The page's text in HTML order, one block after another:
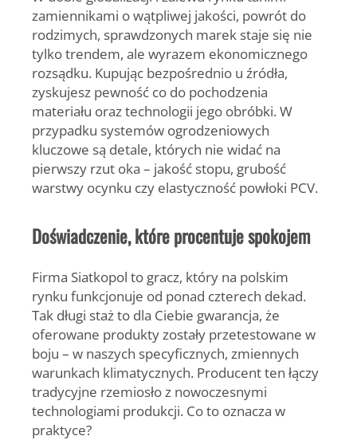
zamiennikami o wątpliwej jakości, powrót do
rodzimych, sprawdzonych marek staje się nie
tylko trendem, ale wyrazem ekonomicznego
rozsądku. Kupując bezpośrednio u źródła,
zyskujesz pewność co do pochodzenia
materiału oraz technologii jego obróbki. W
przypadku systemów ogrodzeniowych
kluczowe są detale, których nie widać na
pierwszy rzut oka – jakość stopu, grubość
warstwy ocynku czy elastyczność powłoki PCV.
Doświadczenie, które procentuje spokojem
Firma Siatkopol to gracz, który na polskim
rynku funkcjonuje od ponad czterech dekad.
Tak długi staż to dla Ciebie gwarancja, że
oferowane produkty zostały przetestowane w
boju – w naszych specyficznych, zmiennych
warunkach klimatycznych. Producent ten łączy
tradycyjne rzemiosło z nowoczesnymi
technologiami produkcji. Co to oznacza w
praktyce?